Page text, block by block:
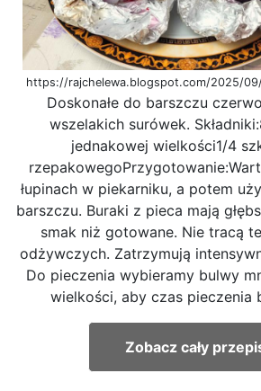
https://rajchelewa.blogspot.com/2025/
Doskonałe do barszczu
wszelakich surówek.
jednakowej wielkości1/4
łupinach w piekarniku, a potem
barszczu. Buraki z pieca mają
smak niż gotowane. Nie tracą
odżywczych. Zatrzymują
Do pieczenia wybieramy bulwy
wielkości, aby czas pieczenia
Zobacz cały